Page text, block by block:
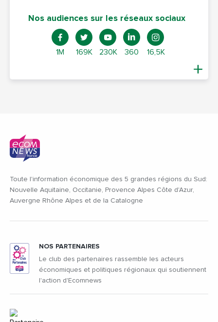
Nos audiences sur les réseaux sociaux
1M 169K 230K 360 16,5K
Toute l'information économique des 5 grandes régions du Sud:
Nouvelle Aquitaine, Occitanie, Provence Alpes Côte d'Azur,
Auvergne Rhône Alpes et de la Catalogne
NOS PARTENAIRES
Le club des partenaires rassemble les acteurs
économiques et politiques régionaux qui soutiennent
l'action d'Ecomnews